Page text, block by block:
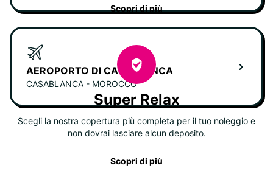
AEROPORTO DI CASABLANCA
CASABLANCA - MOROCCO
Scopri di più
Super Relax
Scegli la nostra copertura più completa per il tuo noleggio e
non dovrai lasciare alcun deposito.
Scopri di più